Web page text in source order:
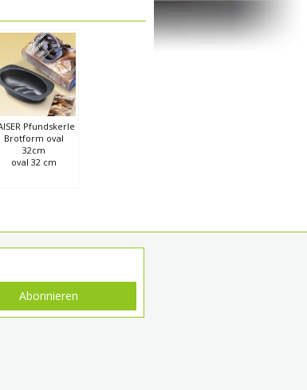
Pfundskerle
Brotform oval
32cm
oval 32 cm
Abonnieren